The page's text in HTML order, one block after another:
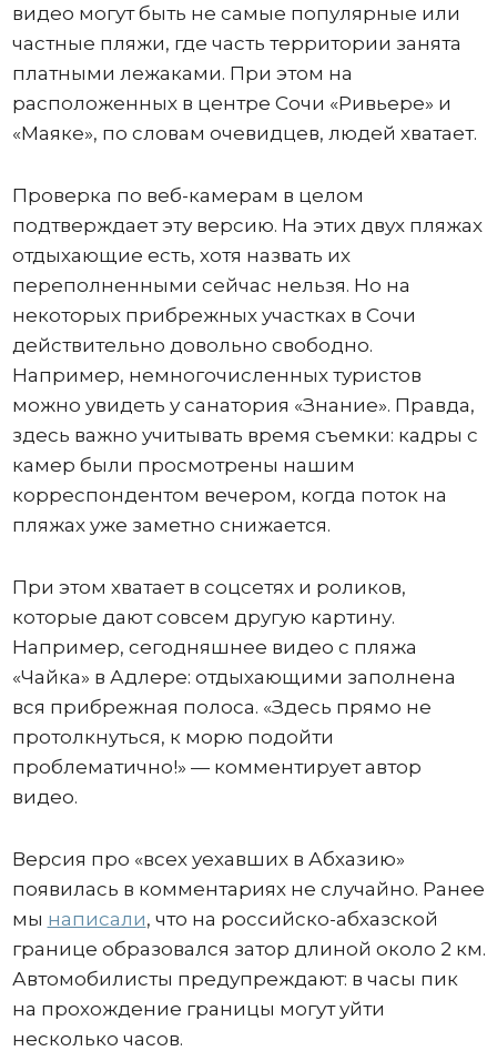
видео могут быть не самые популярные или
частные пляжи, где часть территории занята
платными лежаками. При этом на
расположенных в центре Сочи «Ривьере» и
«Маяке», по словам очевидцев, людей хватает.
Проверка по веб-камерам в целом
подтверждает эту версию. На этих двух пляжах
отдыхающие есть, хотя назвать их
переполненными сейчас нельзя. Но на
некоторых прибрежных участках в Сочи
действительно довольно свободно.
Например, немногочисленных туристов
можно увидеть у санатория «Знание». Правда,
здесь важно учитывать время съемки: кадры с
камер были просмотрены нашим
корреспондентом вечером, когда поток на
пляжах уже заметно снижается.
При этом хватает в соцсетях и роликов,
которые дают совсем другую картину.
Например, сегодняшнее видео с пляжа
«Чайка» в Адлере: отдыхающими заполнена
вся прибрежная полоса. «Здесь прямо не
протолкнуться, к морю подойти
проблематично!» — комментирует автор
видео.
Версия про «всех уехавших в Абхазию»
появилась в комментариях не случайно. Ранее
мы написали, что на российско-абхазской
границе образовался затор длиной около 2 км.
Автомобилисты предупреждают: в часы пик
на прохождение границы могут уйти
несколько часов.